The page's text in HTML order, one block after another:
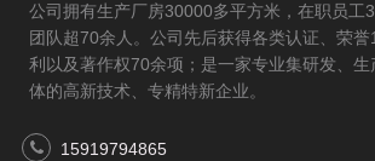
公司拥有生产厂房30000多平方米，在职员工
团队超70余人。公司先后获得各类认证、荣
利以及著作权70余项；是一家专业集研发、
体的高新技术、专精特新企业。
15919794865